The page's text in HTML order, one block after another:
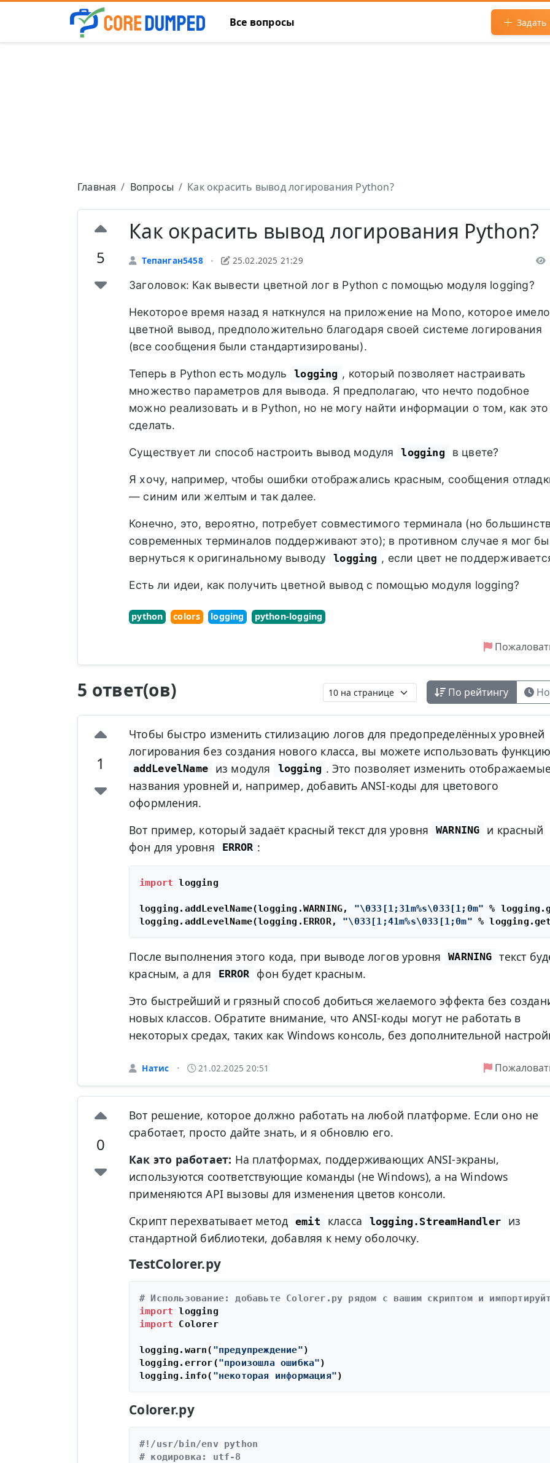
Все вопросы Задать
Главная Вопросы Как окрасить вывод логирования Python?
5
Как окрасить вывод логирования Python?
Тепанган5458 • 25.02.2025 21:29
Заголовок: Как вывести цветной лог в Python с помощью модуля logging?
Некоторое время назад я наткнулся на приложение на Mono, которое имело
цветной вывод, предположительно благодаря своей системе логирования
(все сообщения были стандартизированы).
Теперь в Python есть модуль logging , который позволяет настраивать
множество параметров для вывода. Я предполагаю, что нечто подобное
можно реализовать и в Python, но не могу найти информации о том, как это
сделать.
Существует ли способ настроить вывод модуля logging в цвете?
Я хочу, например, чтобы ошибки отображались красным, сообщения
— синим или желтым и так далее.
Конечно, это, вероятно, потребует совместимого терминала (но
современных терминалов поддерживают это); в противном случае я мог бы
вернуться к оригинальному выводу
logging , если цвет не
Есть ли идеи, как получить цветной вывод с помощью модуля logging?
python colors logging python-logging
5 ответ(ов) По рейтингу
1
Чтобы быстро изменить стилизацию логов для предопределённых уровней
логирования без создания нового класса, вы можете использовать функцию
addLevelName из модуля logging . Это позволяет изменить
названия уровней и, например, добавить ANSI-коды для цветового
оформления.
Вот пример, который задаёт красный текст для уровня
WARNING
и красный
фон для уровня
ERROR :
import logging
logging.addLevelName(logging.WARNING, "\033[1;31m%s\033[1;0m" %
logging.addLevelName(logging.ERROR, "\033[1;41m%s\033[1;0m"
После выполнения этого кода, при выводе логов уровня WARNING текст
красным, а для
ERROR
фон будет красным.
Это быстрейший и грязный способ добиться желаемого эффекта без
новых классов. Обратите внимание, что ANSI-коды могут не работать в
некоторых средах, таких как Windows консоль, без дополнительной
Натис • 21.02.2025 20:51
0
Вот решение, которое должно работать на любой платформе. Если оно не
сработает, просто дайте знать, и я обновлю его.
Как это работает: На платформах, поддерживающих ANSI-экраны,
используются соответствующие команды (не Windows), а на Windows
применяются API вызовы для изменения цветов консоли.
Скрипт перехватывает метод emit класса logging.StreamHandler
из
стандартной библиотеки, добавляя к нему оболочку.
TestColorer.py
# Использование: добавьте Colorer.py рядом с вашим скриптом и
import
import Colorer
logging.warn( "предупреждение")
logging.error("произошла ошибка")
logging.info( "некоторая информация"
Colorer.py
#!/usr/bin/env python
# кодировка: utf-8